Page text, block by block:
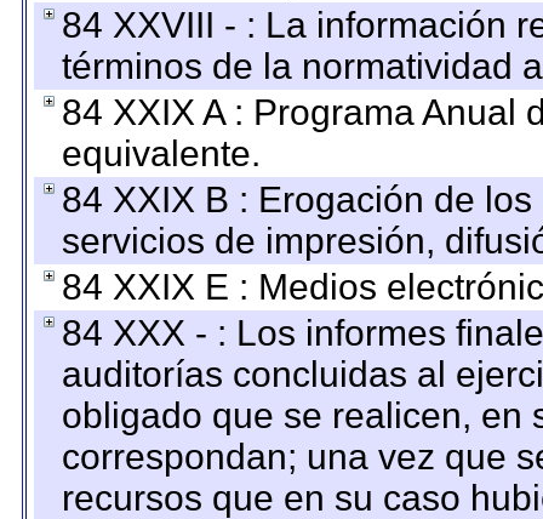
84 XXVIII - : La información
términos de la normatividad
84 XXIX A : Programa Anual
equivalente.
84 XXIX B : Erogación de
servicios de impresión,
84 XXIX E : Medios
84 XXX - : Los informes
auditorías concluidas al
obligado que se realicen, en
correspondan; una vez que
recursos que en su caso